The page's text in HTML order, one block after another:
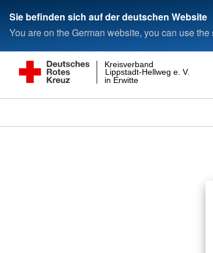
Sie befinden sich auf der deutschen Website
You are on the German website, you can use
in Erwitte
Lippstadt-Hellweg e. V.
Kreisverband